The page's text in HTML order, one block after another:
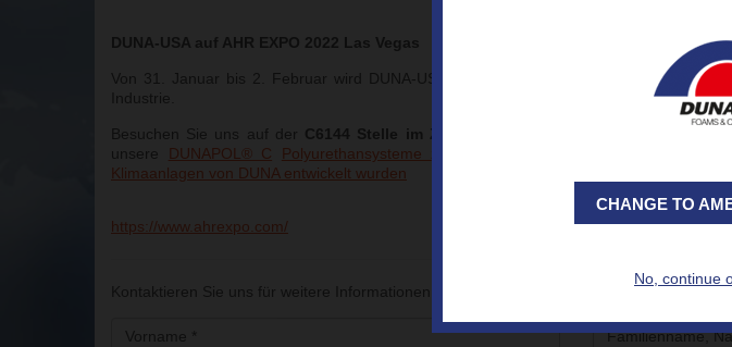
DUNA-USA auf AHR EXPO 2022 Las Vegas
Von 31. Januar bis 2. Februar wird DUNA-USA auf der AHR Expo 2022 in Las Vegas
Industrie.
Besuchen Sie uns auf der C6144 Stelle im Zentral Hall
unsere DUNAPOL® C Polyurethansysteme
speziell für
Klimaanlagen von DUNA entwickelt wurden
https://www.ahrexpo.com/
Kontaktieren Sie uns für weitere Informationen über die Veranstaltung
CHANGE TO
No, continue